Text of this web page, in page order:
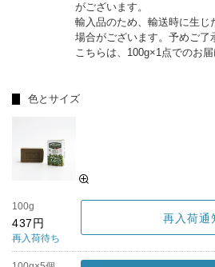
がございます。
輸入品のため、輸送時に生じ
場合がございます。予めご了
こちらは、100g×1点でのお届
色とサイズ
100g
437円
再入荷待ち
再入荷通